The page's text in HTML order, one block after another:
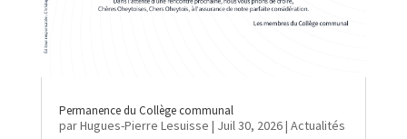
Permanence du Collège communal
parHugues-Pierre Lesuisse | Juil 30, 2026| Actualités